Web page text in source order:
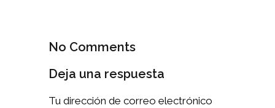
No Comments
Deja una respuesta
Tu dirección de correo electrónico